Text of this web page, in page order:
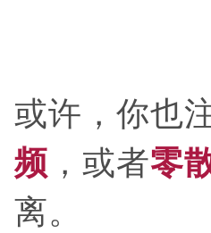
或许，你也
频 ，或者零
离。